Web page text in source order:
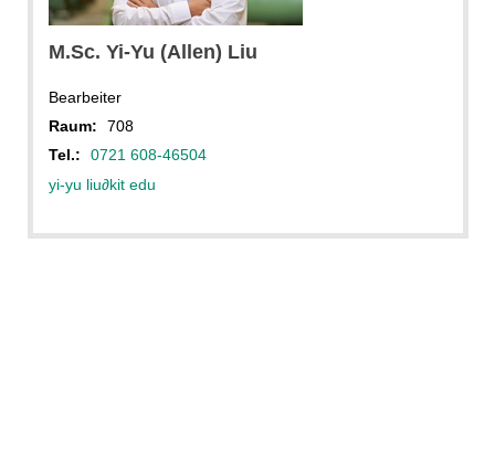
M.Sc. Yi-Yu (Allen) Liu
Bearbeiter
Raum:
708
Tel.:
0721 608-46504
yi-yu liu∂kit edu